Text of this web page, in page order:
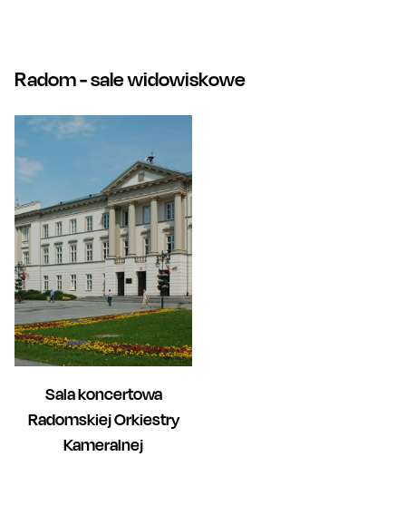
Radom- sale widowiskowe
Sala koncertowa
Radomskiej Orkiestry
Kameralnej